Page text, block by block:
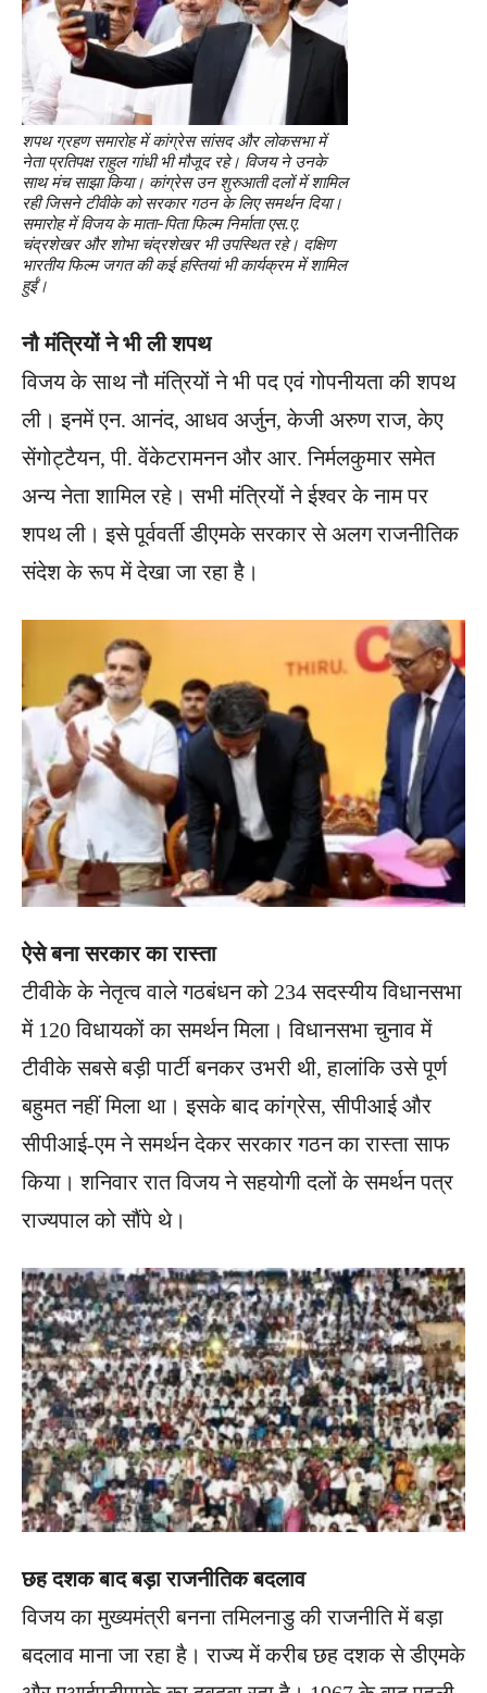
शपथ ग्रहण समारोह में कांग्रेस सांसद और लोकसभा में
नेता प्रतिपक्ष राहुल गांधी भी मौजूद रहे। विजय ने उनके
साथ मंच साझा किया। कांग्रेस उन शुरुआती दलों में शामिल
रही जिसने टीवीके को सरकार गठन के लिए समर्थन दिया।
समारोह में विजय के माता-पिता फिल्म निर्माता एस.ए.
चंद्रशेखर और शोभा चंद्रशेखर भी उपस्थित रहे। दक्षिण
भारतीय फिल्म जगत की कई हस्तियां भी कार्यक्रम में शामिल
हुईं।
नौ मंत्रियों ने भी ली शपथ
विजय के साथ नौ मंत्रियों ने भी पद एवं गोपनीयता की शपथ
ली। इनमें एन. आनंद, आधव अर्जुन, केजी अरुण राज, केए
सेंगोट्टैयन, पी. वेंकेटरामनन और आर. निर्मलकुमार समेत
अन्य नेता शामिल रहे। सभी मंत्रियों ने ईश्वर के नाम पर
शपथ ली। इसे पूर्ववर्ती डीएमके सरकार से अलग राजनीतिक
संदेश के रूप में देखा जा रहा है।
ऐसे बना सरकार का रास्ता
टीवीके के नेतृत्व वाले गठबंधन को 234 सदस्यीय विधानसभा
में 120 विधायकों का समर्थन मिला। विधानसभा चुनाव में
टीवीके सबसे बड़ी पार्टी बनकर उभरी थी, हालांकि उसे पूर्ण
बहुमत नहीं मिला था। इसके बाद कांग्रेस, सीपीआई और
सीपीआई-एम ने समर्थन देकर सरकार गठन का रास्ता साफ
किया। शनिवार रात विजय ने सहयोगी दलों के समर्थन पत्र
राज्यपाल को सौंपे थे।
छह दशक बाद बड़ा राजनीतिक बदलाव
विजय का मुख्यमंत्री बनना तमिलनाडु की राजनीति में बड़ा
बदलाव माना जा रहा है। राज्य में करीब छह दशक से डीएमके